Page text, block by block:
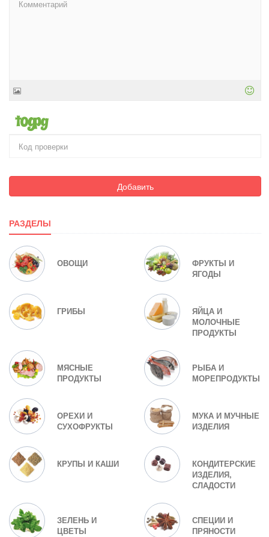
Добавить
РАЗДЕЛЫ
ОВОЩИ
ФРУКТЫ И
ЯГОДЫ
ГРИБЫ
ЯЙЦА И
МОЛОЧНЫЕ
ПРОДУКТЫ
МЯСНЫЕ
ПРОДУКТЫ
РЫБА И
МОРЕПРОДУКТЫ
ОРЕХИ И
СУХОФРУКТЫ
МУКА И МУЧНЫЕ
ИЗДЕЛИЯ
КРУПЫ И КАШИ
КОНДИТЕРСКИЕ
ИЗДЕЛИЯ,
СЛАДОСТИ
ЗЕЛЕНЬ И
ЦВЕТЫ
СПЕЦИИ И
ПРЯНОСТИ